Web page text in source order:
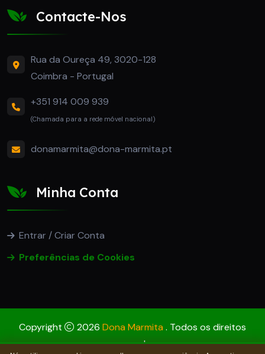
Contacte-Nos
Rua da Oureça 49, 3020-128
Coimbra - Portugal
+351 914 009 939
(Chamada para a rede móvel nacional)
donamarmita@dona-marmita.pt
Minha Conta
Entrar / Criar Conta
Preferências de Cookies
Copyright 2026 Dona Marmita . Todos os direitos
reservados.